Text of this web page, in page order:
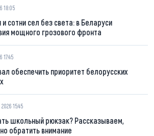
18:05
сотни сел без света: в Беларуси
мощного грозового фронта
17:45
обеспечить приоритет белорусских
15:45
школьный рюкзак? Рассказываем,
обратить внимание